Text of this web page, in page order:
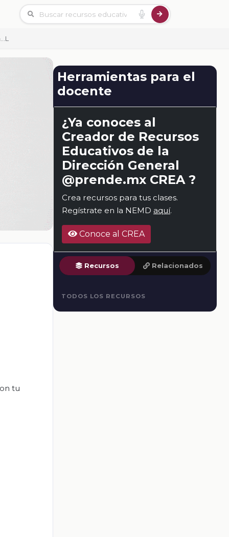
tu
Herramientas para el
docente
¿Ya conoces al
Creador de Recursos
Educativos de la
Dirección General
@prende.mx CREA ?
Crea recursos para tus clases.
Regístrate en la NEMD aquí.
Conoce al CREA
Recursos Relacionados
TODOS LOS RECURSOS